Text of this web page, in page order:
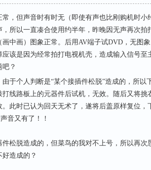
，但声音时有时无（即使有声也比刚购机时小
所以一直凑合使用约半年，昨晚因无声再次拍
画中画）图象正常。后用AV端子试DVD，无图
应该是因为经常拍打电视机壳，造成输入信号至
吧？
于个人判断是“某个接插件松脱”造成的，所以
线路板上的元器件后试机，无效。随后又将挑
。此时已认为回天无术了，遂将后盖原样复位，
音又有了！！
松脱造成的，但菜鸟的我对不上号，所以再次
造成的？